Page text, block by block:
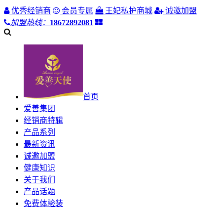
优秀经销商 会员专属 王妃私护商城
诚邀加盟
加盟热线： 18672892081
首页
爱善集团
经销商特辑
产品系列
最新资讯
诚邀加盟
健康知识
关于我们
产品话题
免费体验装